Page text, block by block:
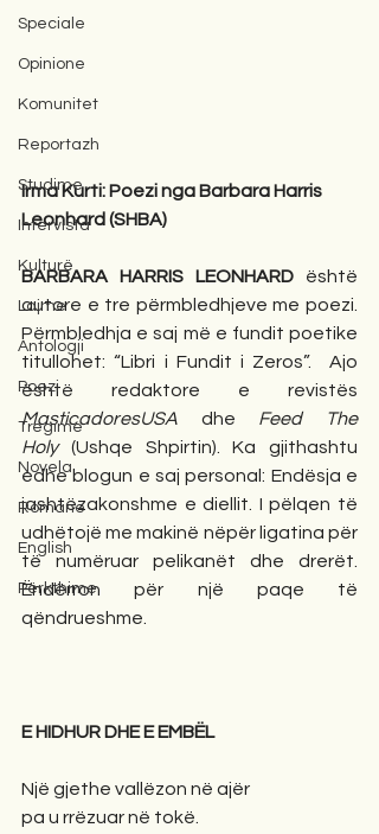
Speciale
Opinione
Komunitet
Reportazh
Studime
Intervista
Kulturë
Lajme
Antologji
Poezi
Tregime
Novela
Romane
English
Përkthime
Irma Kurti: Poezi nga Barbara Harris
Leonhard (SHBA)
BARBARA HARRIS LEONHARD është
autore e tre përmbledhjeve me poezi.
Përmbledhja e saj më e fundit poetike
titullohet: “Libri i Fundit i Zeros”.  Ajo
MasticadoresUSA dhe Feed The
Holy (Ushqe Shpirtin). Ka gjithashtu
edhe blogun e saj personal: Endësja e
jashtëzakonshme e diellit. I pëlqen të
udhëtojë me makinë nëpër ligatina për
të numëruar pelikanët dhe drerët.
Ëndërron për një paqe të
qëndrueshme.
E HIDHUR DHE E EMBËL
Një gjethe vallëzon në ajër
pa u rrëzuar në tokë.